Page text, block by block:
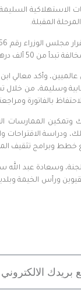
الاستهلاكية
المقبلة.
وأكد معالي ابن
وسليمة، من
بالفاتورة
الممارسات
الاقتراحات
خطط وبرامج تثقيف
وسعادة عبد الله
ورأس الخيمة